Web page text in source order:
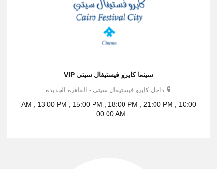
سينما كايرو فيستيفال سيتي VIP
داخل كايرو فيستيفال سيتي - القاهرة الجديدة
10:00 AM , 13:00 PM , 15:00 PM , 18:00 PM , 21:00 PM ,
00:00 AM